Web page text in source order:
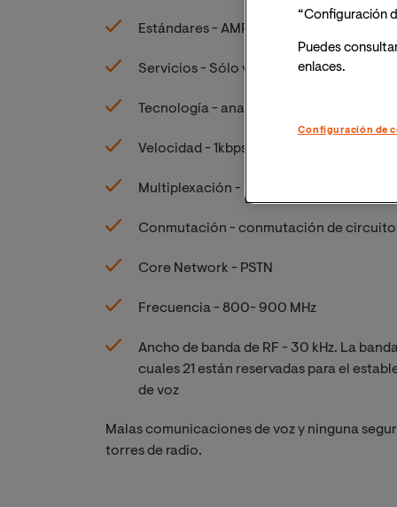
Estándares - AMPS (Advanced Mobile
Servicios - Sólo voz
Tecnología - analógica
Velocidad - 1kbps a 2,4 kbps
Multiplexación - FDMA
Conmutación - conmutación de
Core Network - PSTN
Frecuencia - 800- 900 MHz
Ancho de banda de RF - 30 kHz. La
cuales 21 están reservadas para el
de voz
Malas comunicaciones de voz y ninguna
torres de radio.
“Configuración
Puedes
enlaces.
Configuración de